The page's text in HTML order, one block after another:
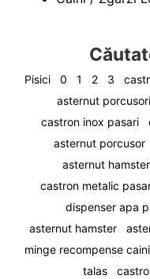
Pisici 0 1 2 3
asternut
castron inox pasari
asternut porcusor
asternut
castron metalic
dispenser apa
asternut hamster
minge recompense caini
talas